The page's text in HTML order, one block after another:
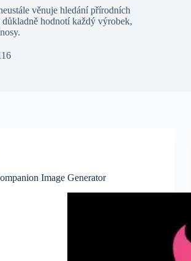
věnuje hledání přírodních
hodnotí každý výrobek,
Image Generator